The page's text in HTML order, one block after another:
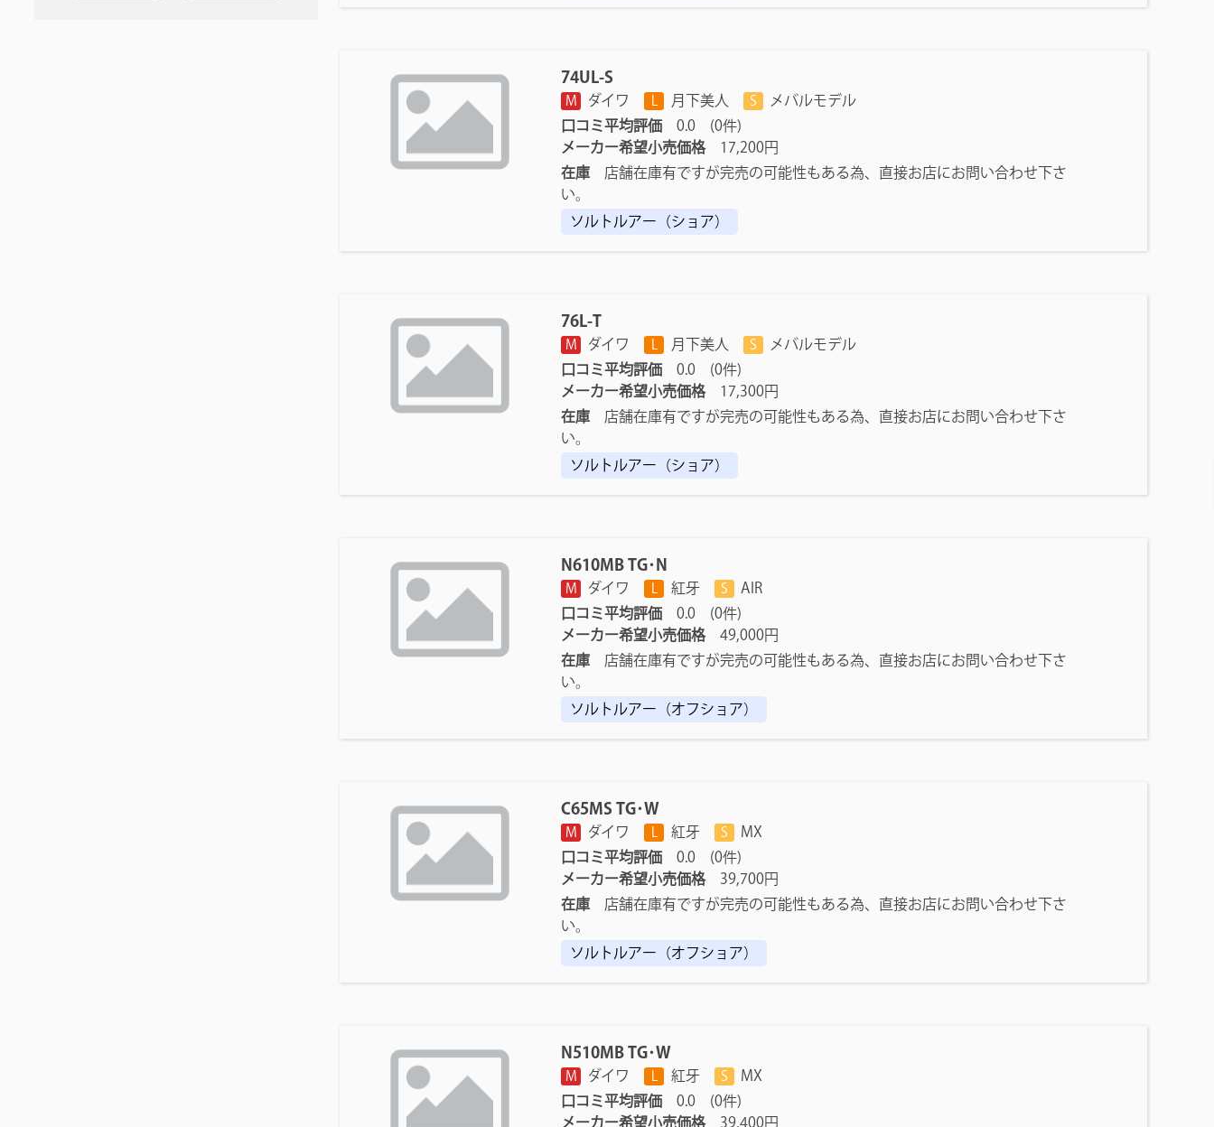
74UL-S
M ダイワ 月下美人 S
メバルモデル
口コミ平均評価 0.0 (0件)
メーカー希望小売価格17,200円
在庫 店舗在庫有ですが完売の可能性もある為、直接お店にお問い合わせ下さ
い。
ソルトルアー（ショア）
76L-T
M ダイワ 月下美人 S
メバルモデル
口コミ平均評価 0.0 (0件)
メーカー希望小売価格17,300円
在庫 店舗在庫有ですが完売の可能性もある為、直接お店にお問い合わせ下さ
い。
ソルトルアー（ショア）
N610MB TG･N
M ダイワ 紅牙 S
AIR
口コミ平均評価 0.0 (0件)
メーカー希望小売価格49,000円
在庫 店舗在庫有ですが完売の可能性もある為、直接お店にお問い合わせ下さ
い。
ソルトルアー（オフショア）
C65MS TG･W
M ダイワ 紅牙 S
MX
口コミ平均評価 0.0 (0件)
メーカー希望小売価格39,700円
在庫 店舗在庫有ですが完売の可能性もある為、直接お店にお問い合わせ下さ
い。
ソルトルアー（オフショア）
N510MB TG･W
M ダイワ 紅牙 S
MX
口コミ平均評価 0.0 (0件)
メーカー希望小売価格39,400円